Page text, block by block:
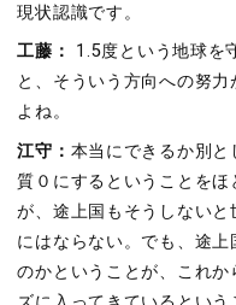
現状認識です。
工藤：
1.5度という地球を
と、そういう方向への努
よね。
江守： 本当にできるか別
質０にするということを
が、途上国もそうしない
にはならない。でも、途
のかということが、これ